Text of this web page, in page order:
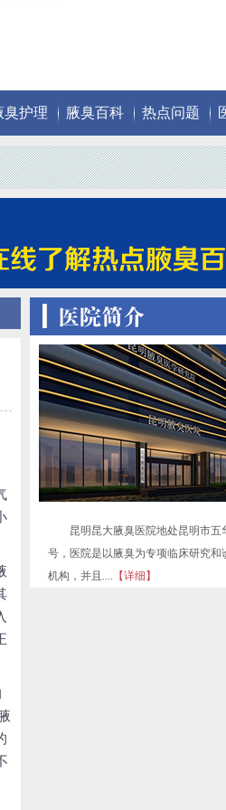
臭护理 腋臭百科 热点问题
昆明昆大腋臭医院地处昆明市五
号，医院是以腋臭为专项临床研究和
机构，并且.... 【详细】